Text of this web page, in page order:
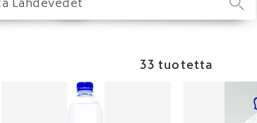
33 tuotetta